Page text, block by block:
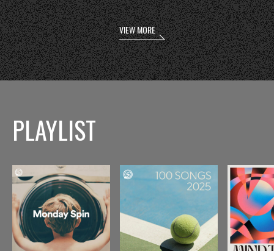
VIEW MORE
PLAYLIST